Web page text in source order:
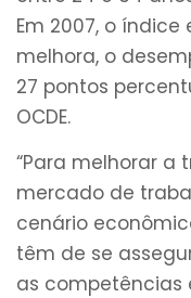
Em 2007, o índice
melhora, o
27 pontos
OCDE.
“Para melhorar a
mercado de
cenário
têm de se
as competências